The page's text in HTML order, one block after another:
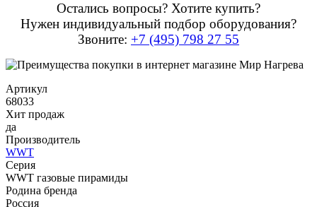
Остались вопросы? Хотите купить?
Нужен индивидуальный подбор оборудования?
Звоните: +7 (495) 798 27 55
Артикул
68033
Хит продаж
да
Производитель
WWT
Серия
WWT газовые пирамиды
Родина бренда
Россия